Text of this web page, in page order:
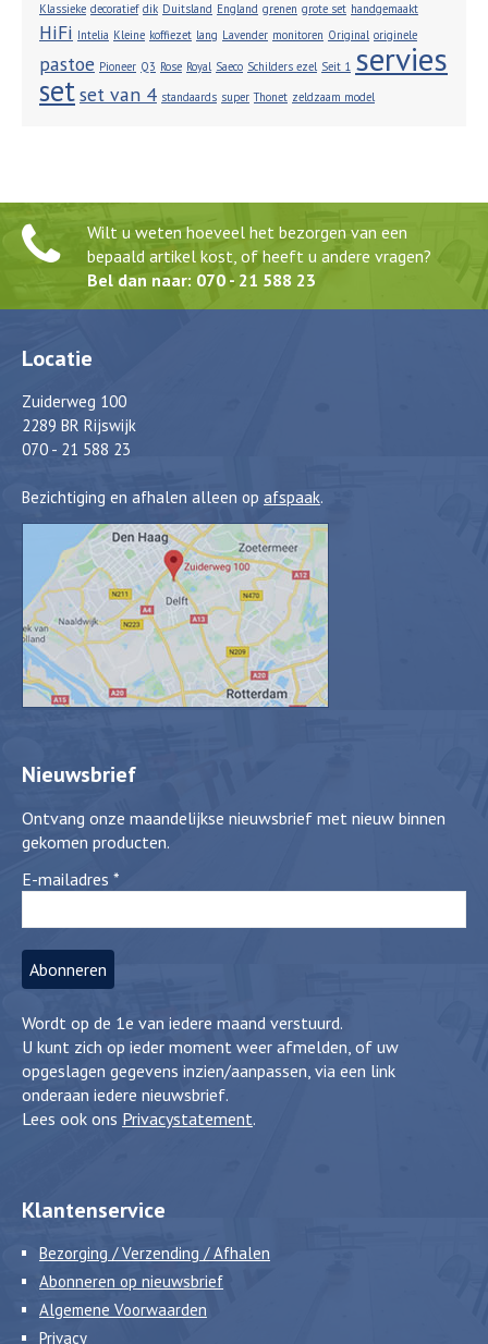
Klassieke decoratief dik Duitsland England grenen grote set handgemaakt
HiFi Intelia Kleine koffiezet lang Lavender monitoren Original originele
pastoe Pioneer Q3 Rose Royal Saeco Schilders ezel Seit 1 servies
setset van 4 standaards super Thonet zeldzaam model
Wilt u weten hoeveel het bezorgen van een
bepaald artikel kost, of heeft u andere vragen?
Bel dan naar: 070 - 21 588 23
Locatie
Zuiderweg 100
2289 BR Rijswijk
070 - 21 588 23
Bezichtiging en afhalen alleen op afspaak.
Nieuwsbrief
Ontvang onze maandelijkse nieuwsbrief met nieuw binnen
gekomen producten.
E-mailadres *
Wordt op de 1e van iedere maand verstuurd.
U kunt zich op ieder moment weer afmelden, of uw
opgeslagen gegevens inzien/aanpassen, via een link
onderaan iedere nieuwsbrief.
Lees ook ons Privacystatement.
Klantenservice
Bezorging / Verzending / Afhalen
Abonneren op nieuwsbrief
Algemene Voorwaarden
Privacy